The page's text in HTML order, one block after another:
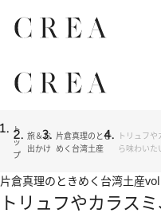
ト
ッ
プ
旅＆お
出かけ
片倉真理のとき
めく台湾土産
トリュフ
ら味わいた
片倉真理のときめく台湾土産
トリュフやカラス